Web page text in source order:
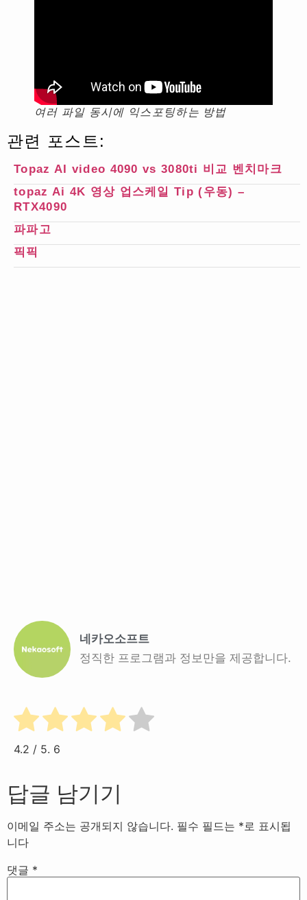
여러 파일 동시에 익스포팅하는 방법
관련 포스트:
Topaz AI video 4090 vs 3080ti 비교 벤치마크
topaz Ai 4K 영상 업스케일 Tip (우동) –
RTX4090
파파고
픽픽
네카오소프트
정직한 프로그램과 정보만을 제공합니다.
4.2 / 5. 6
답글 남기기
이메일 주소는 공개되지 않습니다. 필수 필드는 * 로 표시됩
니다
댓글 *